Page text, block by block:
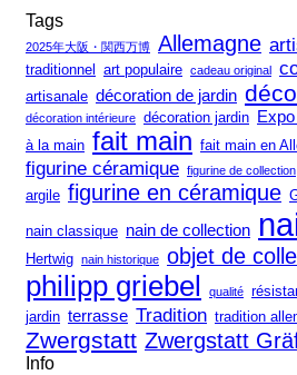
Tags
2025年大阪・関西万博 Allemagne
traditionnel
art populaire cadeau original
artisanale décoration de jardin
décoration intérieure décoration jardin
à la main fait main fait main en
figurine céramique figurine de collection
argile figurine en céramique
nain classique nain de collection
Hertwig nain historique objet de
philipp griebel qualité
jardin terrasse Tradition tradition
Zwergstatt Zwergstatt
Info